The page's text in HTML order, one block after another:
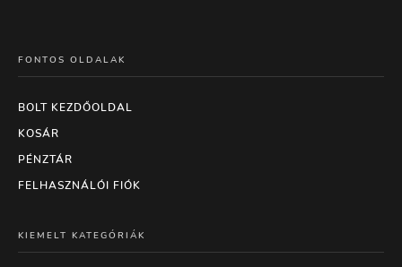
FONTOS OLDALAK
BOLT KEZDŐOLDAL
KOSÁR
PÉNZTÁR
FELHASZNÁLÓI FIÓK
KIEMELT KATEGÓRIÁK